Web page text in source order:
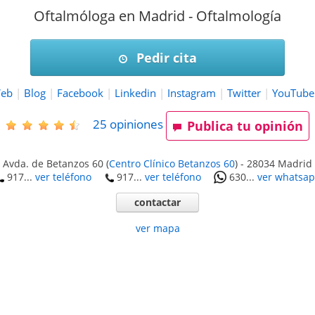
Oftalmóloga en Madrid - Oftalmología
Pedir cita
| Blog | Facebook | Linkedin | Instagram | Twitter | YouTube
25 opiniones Publica tu opinión
Avda. de Betanzos 60 (Centro Clínico Betanzos 60) - 28034 Madrid
917... ver teléfono 917... ver teléfono 630... ver
contactar
ver mapa